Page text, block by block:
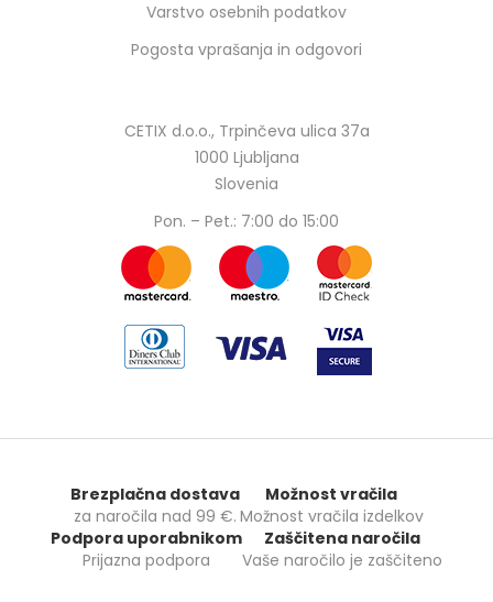
Varstvo osebnih podatkov
Pogosta vprašanja in odgovori
CETIX d.o.o., Trpinčeva ulica 37a
1000 Ljubljana
Slovenia
Pon. – Pet.: 7:00 do 15:00
Brezplačna dostava
za naročila nad 99 €.
Možnost vračila
Možnost vračila izdelkov
Podpora uporabnikom
Prijazna podpora
Zaščitena naročila
Vaše naročilo je zaščiteno